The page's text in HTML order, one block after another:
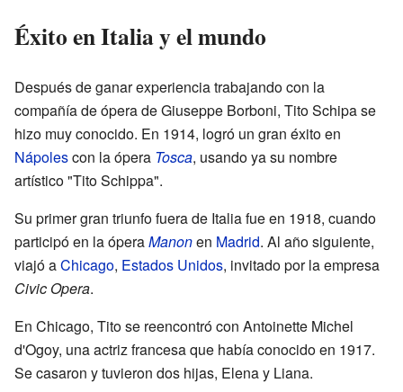
Éxito en Italia y el mundo
Después de ganar experiencia trabajando con la
compañía de ópera de Giuseppe Borboni, Tito Schipa se
hizo muy conocido. En 1914, logró un gran éxito en
Nápolescon la ópera Tosca, usando ya su nombre
artístico "Tito Schippa".
Su primer gran triunfo fuera de Italia fue en 1918, cuando
participó en la óperaManonen Madrid. Al año siguiente,
viajó aChicago, Estados Unidos, invitado por la empresa
Civic Opera.
En Chicago, Tito se reencontró con Antoinette Michel
d'Ogoy, una actriz francesa que había conocido en 1917.
Se casaron y tuvieron dos hijas, Elena y Liana.